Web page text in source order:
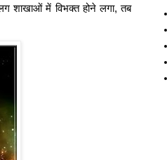
शाखाओं में विभक्त होने लगा, तब